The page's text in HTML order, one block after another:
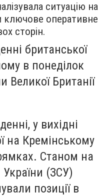
ситуацію на
ключове оперативне
сторін.
британської
в понеділок
Великої Британії
у вихідні
на Кремінському
Станом на
України (ЗСУ)
позиції в